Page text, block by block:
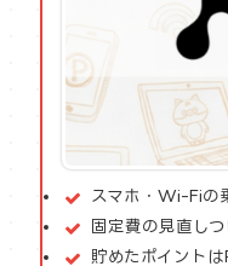
スマホ・Wi-Fiの
固定費の見直し
貯めたポイント